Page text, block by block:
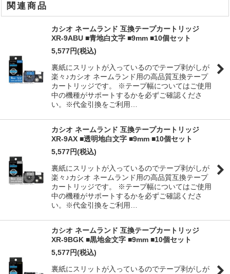
関連商品
カシオ ネームランド 互換テープカートリッジ
XR-9ABU ■青地白文字 ■9mm ■10個セット
5,577円(税込)
裏紙にスリットが入っているのでテープ剥がしが
楽々♪カシオ ネームランド用の高品質互換テープ
カートリッジです。 ※テープ幅についてはご使用
中の機種がサポートするかを必ずご確認くださ
い。※代金引換をご利用…
カシオ ネームランド 互換テープカートリッジ
XR-9AX ■透明地白文字 ■9mm ■10個セット
5,577円(税込)
裏紙にスリットが入っているのでテープ剥がしが
楽々♪カシオ ネームランド用の高品質互換テープ
カートリッジです。 ※テープ幅についてはご使用
中の機種がサポートするかを必ずご確認くださ
い。※代金引換をご利用…
カシオ ネームランド 互換テープカートリッジ
XR-9BGK ■黒地金文字 ■9mm ■10個セット
5,577円(税込)
裏紙にスリットが入っているのでテープ剥がしが